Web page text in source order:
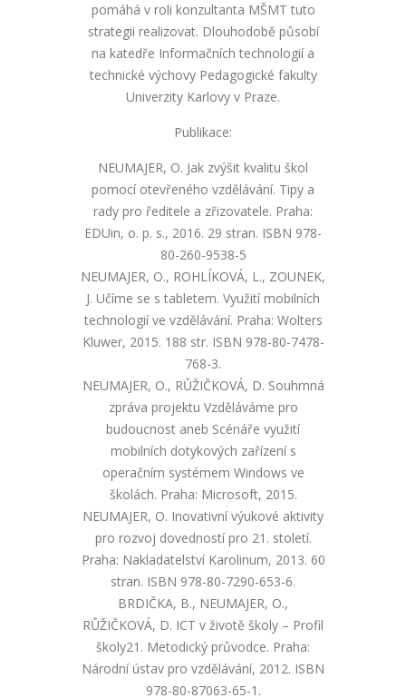
pomáhá v roli konzultanta MŠMT tuto
strategii realizovat. Dlouhodobě působí
na katedře Informačních technologií a
technické výchovy Pedagogické fakulty
Univerzity Karlovy v Praze.
Publikace:
NEUMAJER, O. Jak zvýšit kvalitu škol
pomocí otevřeného vzdělávání. Tipy a
rady pro ředitele a zřizovatele. Praha:
EDUin, o. p. s., 2016. 29 stran. ISBN 978-
80-260-9538-5
NEUMAJER, O., ROHLÍKOVÁ, L., ZOUNEK,
J. Učíme se s tabletem. Využití mobilních
technologií ve vzdělávání. Praha: Wolters
Kluwer, 2015. 188 str. ISBN 978-80-7478-
768-3.
NEUMAJER, O., RŮŽIČKOVÁ, D. Souhrnná
zpráva projektu Vzděláváme pro
budoucnost aneb Scénáře využití
mobilních dotykových zařízení s
operačním systémem Windows ve
školách. Praha: Microsoft, 2015.
NEUMAJER, O. Inovativní výukové aktivity
pro rozvoj dovedností pro 21. století.
Praha: Nakladatelství Karolinum, 2013. 60
stran. ISBN 978-80-7290-653-6.
BRDIČKA, B., NEUMAJER, O.,
RŮŽIČKOVÁ, D. ICT v životě školy – Profil
školy21. Metodický průvodce. Praha:
Národní ústav pro vzdělávání, 2012. ISBN
978-80-87063-65-1.